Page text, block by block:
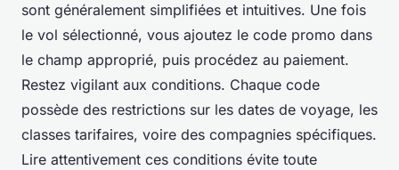
sont généralement simplifiées et intuitives. Une fois
le vol sélectionné, vous ajoutez le code promo dans
le champ approprié, puis procédez au paiement.
Restez vigilant aux conditions. Chaque code
possède des restrictions sur les dates de voyage, les
classes tarifaires, voire des compagnies spécifiques.
Lire attentivement ces conditions évite toute